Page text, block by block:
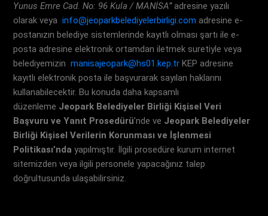
Yunus Emre Cad. No: 96 Kula / MANİSA”adresine yazılı
olarak veya info@jeoparkbelediyelerbirligi.com adresine e-
postanızın belediye sistemlerinde kayıtlı olması şartı ile e-
posta adresine elektronik ortamdan iletmek suretiyle veya
belediyemizin manisajeopark@hs01.kep.tr KEP adresine
kayıtlı elektronik posta ile başvurarak sayılan haklarını
kullanabilecektir. Bu konuda daha kapsamlı
düzenleme Jeopark Belediyeler Birliği Kişisel Veri
Başvuru ve Yanıt Prosedürü’nde ve Jeopark Belediyeler
Birliği Kişisel Verilerin Korunması ve İşlenmesi
Politikası’nda yapılmıştır. İlgili prosedüre kurum internet
sitemizden veya ilgili personele yapacağınız talep
doğrultusunda ulaşabilirsiniz.